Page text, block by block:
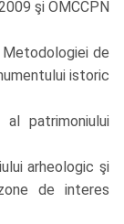
şi OMCCPN
Metodologiei de
istoric
patrimoniului
arheologic şi
de interes